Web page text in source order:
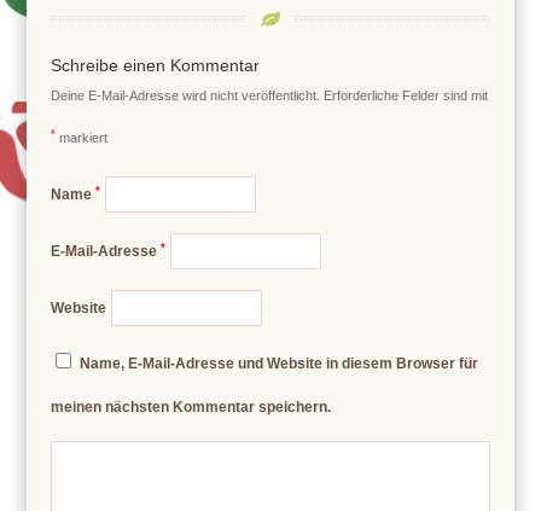
Schreibe einen Kommentar
Deine E-Mail-Adresse wird nicht veröffentlicht. Erforderliche Felder sind mit
* markiert
Name*
E-Mail-Adresse*
Website
Name, E-Mail-Adresse und Website in diesem Browser für
meinen nächsten Kommentar speichern.